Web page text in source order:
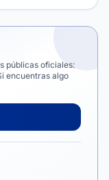
públicas oficiales:
encuentras algo